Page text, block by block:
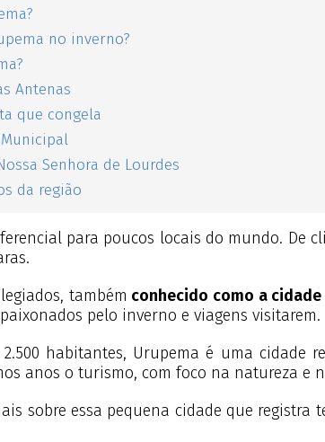
no inverno?
Antenas
que congela
Municipal
Senhora de Lourdes
da região
para poucos locais do mundo. De
também conhecido como a
pelo inverno e viagens visitarem.
2.500 habitantes, Urupema é uma
anos o turismo, com foco na natureza e
sobre essa pequena cidade que